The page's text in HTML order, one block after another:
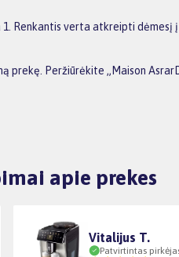
Renkantis verta atkreipti
Peržiūrėkite „Maison
apie prekes
Vitalijus T.
Patvirtintas